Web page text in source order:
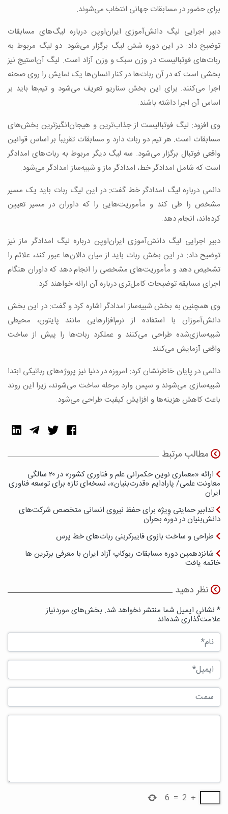
برای حضور در مسابقات جهانی انتخاب می‌شوند.
دبیر اجرایی لیگ دانش‌آموزی ایران‌اوپن درباره لیگ‌های مسابقات
توضیح داد: در این دوره شش لیگ برگزار می‌شود. دو لیگ مربوط به
ربات‌های فوتبالیست در وزن سبک و وزن آزاد است. لیگ آن‌استیج نیز
بخشی است که در آن ربات‌ها در کنار انسان‌ها یک نمایش را روی صحنه
اجرا می‌کنند. برای این بخش سناریو تعریف می‌شود و تیم‌ها باید بر
اساس آن اجرا داشته باشند.
وی افزود: لیگ فوتبالیست از جذاب‌ترین و هیجان‌انگیزترین بخش‌های
مسابقات است. هر تیم دو ربات دارد و مسابقات تقریباً بر اساس قوانین
واقعی فوتبال برگزار می‌شود. سه لیگ دیگر مربوط به ربات‌های امدادگر
است که شامل امدادگر خط، امدادگر ماز و شبیه‌ساز امدادگر می‌شود.
دائمی درباره لیگ امدادگر خط گفت: در این لیگ ربات باید یک مسیر
مشخص را طی کند و مأموریت‌هایی را که داوران در مسیر تعیین
کرده‌اند، انجام دهد.
دبیر اجرایی لیگ دانش‌آموزی ایران‌اوپن درباره لیگ امدادگر ماز نیز
توضیح داد: در این بخش ربات باید از میان دالان‌ها عبور کند، علائم را
تشخیص دهد و مأموریت‌های مشخصی را انجام دهد که داوران هنگام
اجرای مسابقه توضیحات کامل‌تری درباره آن ارائه خواهند کرد.
وی همچنین به بخش شبیه‌ساز امدادگر اشاره کرد و گفت: در این بخش
دانش‌آموزان با استفاده از نرم‌افزارهایی مانند پایتون، محیطی
شبیه‌سازی‌شده طراحی می‌کنند و عملکرد ربات‌ها را پیش از ساخت
واقعی آزمایش می‌کنند.
دائمی در پایان خاطرنشان کرد: امروزه در دنیا نیز پروژه‌های رباتیکی ابتدا
شبیه‌سازی می‌شوند و سپس وارد مرحله ساخت می‌شوند، زیرا این روند
باعث کاهش هزینه‌ها و افزایش کیفیت طراحی می‌شود.
مطالب مرتبط
ارائه «معماری نوین حکمرانی علم و فناوری کشور» در ۲۰ سالگی
معاونت علمی/ پارادایم «قدرت‌بنیان»، نسخه‌ای تازه برای توسعه فناوری
ایران
تدابیر حمایتی وِیژه برای حفظ نیروی انسانی متخصص شرکت‌های
دانش‌بنیان در دوره بحران
طراحی و ساخت بازوی فایبرکربنی ربات‌های خط پرس
شانزدهمین دوره مسابقات ربوکاپ آزاد ایران با معرفی برترین ها
خاتمه یافت
نظر دهید
* نشانی ایمیل شما منتشر نخواهد شد. بخش‌های موردنیاز
علامت‌گذاری شده‌اند
+
2
=
6